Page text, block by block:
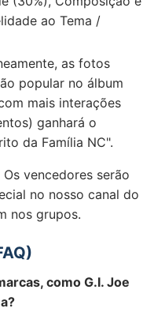
ao Tema /
as fotos
popular no álbum
mais interações
ganhará o
da Família NC".
Os vencedores serão
no nosso canal do
nos grupos.
como G.I. Joe